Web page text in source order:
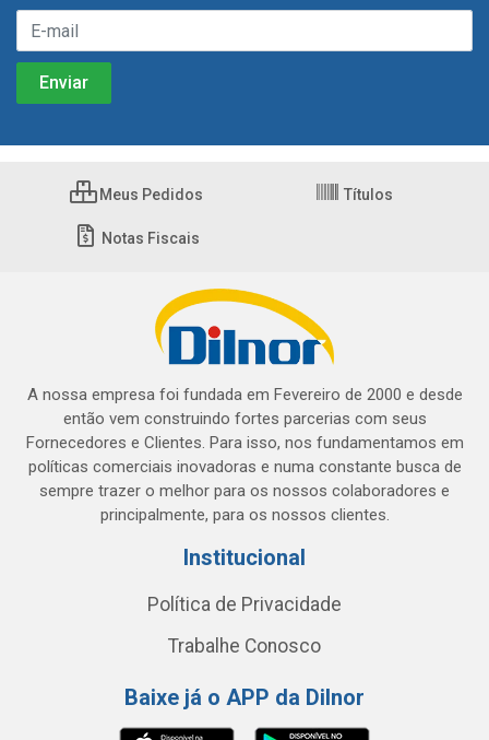
Meus Pedidos Títulos
Notas Fiscais
A nossa empresa foi fundada em Fevereiro de 2000 e desde
então vem construindo fortes parcerias com seus
Fornecedores e Clientes. Para isso, nos fundamentamos em
políticas comerciais inovadoras e numa constante busca de
sempre trazer o melhor para os nossos colaboradores e
principalmente, para os nossos clientes.
Institucional
Política de Privacidade
Trabalhe Conosco
Baixe já o APP da Dilnor